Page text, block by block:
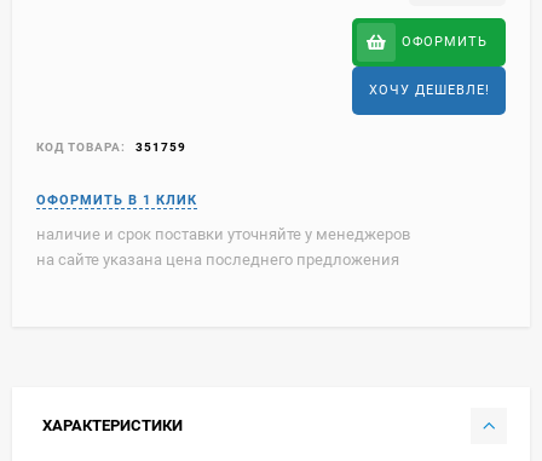
ОФОРМИТЬ
ХОЧУ ДЕШЕВЛЕ!
КОД ТОВАРА: 351759
наличие и срок поставки уточняйте у менеджеров
на сайте указана цена последнего предложения
ХАРАКТЕРИСТИКИ